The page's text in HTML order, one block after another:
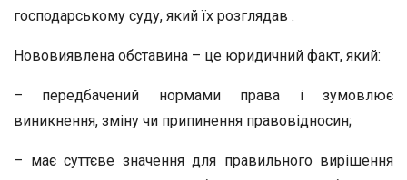
господарському суду, який їх розглядав .
Нововиявлена обставина – це юридичний факт, який:
– передбачений нормами права і зумовлює
виникнення, зміну чи припинення правовідносин;
– має суттєве значення для правильного вирішення